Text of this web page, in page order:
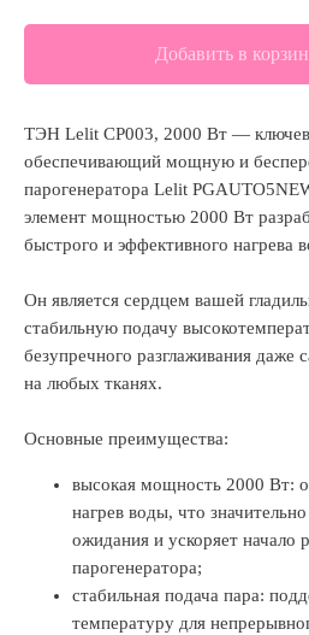
Добавить в
ТЭН Lelit CP003, 2000 Вт —
обеспечивающий мощную и
парогенератора Lelit
элемент мощностью 2000 Вт
быстрого и эффективного нагрева
Он является сердцем вашей
стабильную подачу
безупречного разглаживания даже
на любых тканях.
Основные преимущества:
высокая мощность 2000 Вт:
нагрев воды, что
ожидания и ускоряет начало
парогенератора;
стабильная подача пара:
температуру для